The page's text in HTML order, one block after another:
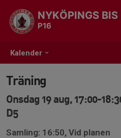
Kalender
NYKÖPINGS
P16
Träning
Onsdag 19 aug, 17:00-
D5
Samling: 16:50, Vid planen